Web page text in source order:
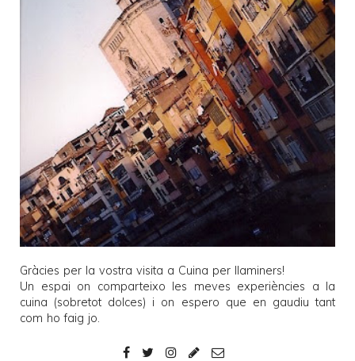
Gràcies per la vostra visita a Cuina per llaminers!
Un espai on comparteixo les meves experiències a la
cuina (sobretot dolces) i on espero que en gaudiu tant
com ho faig jo.